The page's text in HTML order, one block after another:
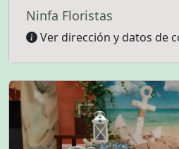
Ninfa Floristas
Ver dirección y datos de